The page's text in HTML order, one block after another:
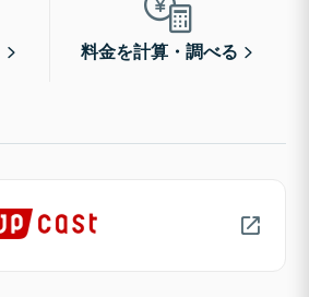
料金を計算・調べる